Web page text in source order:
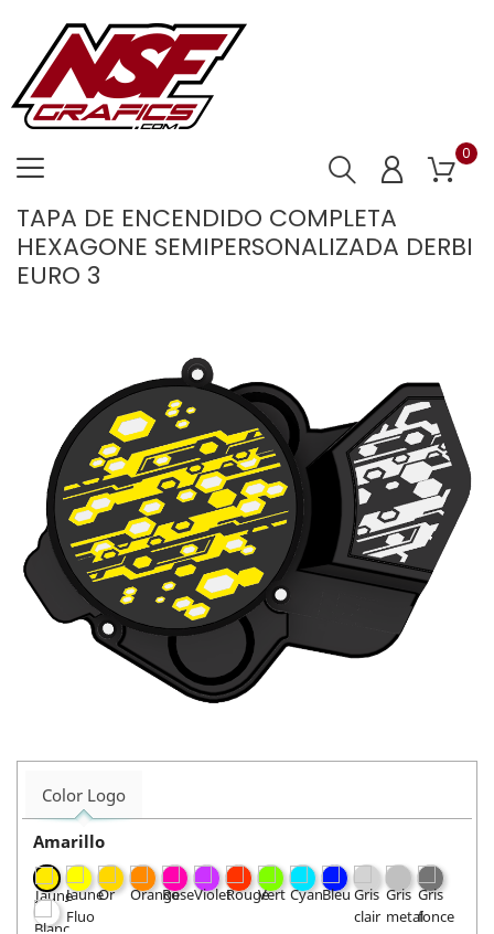
0
TAPA DE ENCENDIDO COMPLETA
HEXAGONE SEMIPERSONALIZADA DERBI
EURO 3
Color Logo
Amarillo